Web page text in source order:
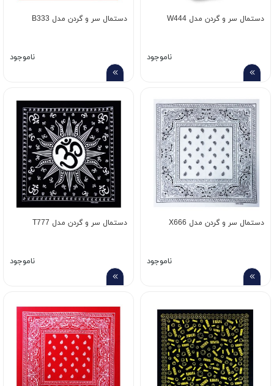
دستمال سر و گردن مدل W444
ناموجود
دستمال سر و گردن مدل B333
ناموجود
دستمال سر و گردن مدل X666
ناموجود
دستمال سر و گردن مدل T777
ناموجود